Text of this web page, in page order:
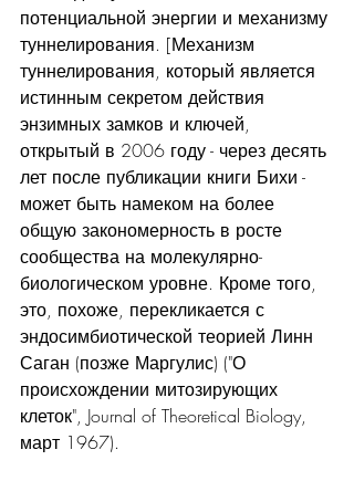
потенциальной энергии и механизму
туннелирования. [Механизм
туннелирования, который является
истинным секретом действия
энзимных замков и ключей,
открытый в 2006 году - через десять
лет после публикации книги Бихи -
может быть намеком на более
общую закономерность в росте
сообщества на молекулярно-
биологическом уровне. Кроме того,
это, похоже, перекликается с
эндосимбиотической теорией Линн
Саган (позже Маргулис) ("О
происхождении митозирующих
клеток", Journal of Theoretical Biology,
март 1967).